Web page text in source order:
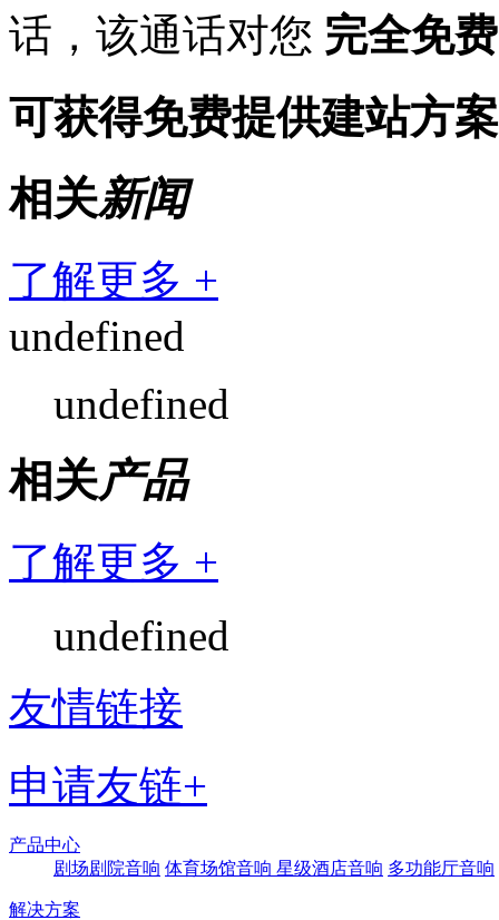
话，该通话对您 完全免费
可获得免费提供建站方
相关新闻
了解更多 +
undefined
undefined
相关产品
了解更多 +
undefined
友情链接
申请友链+
产品中心
剧场剧院音响 体育场馆音响 星级酒店音响 多功能厅音响
解决方案